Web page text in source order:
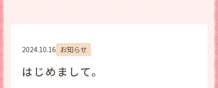
2024.10.16 お知らせ
はじめまして。